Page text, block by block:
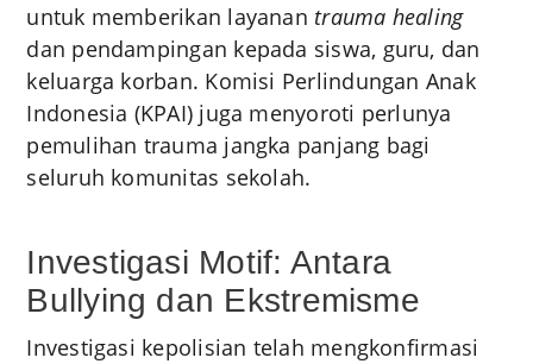
untuk memberikan layanan trauma healing
dan pendampingan kepada siswa, guru, dan
keluarga korban. Komisi Perlindungan Anak
Indonesia (KPAI) juga menyoroti perlunya
pemulihan trauma jangka panjang bagi
seluruh komunitas sekolah.
Investigasi Motif: Antara
Bullying dan Ekstremisme
Investigasi kepolisian telah mengkonfirmasi